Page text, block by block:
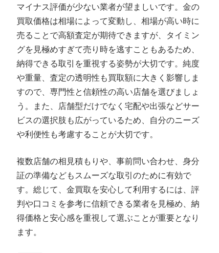
マイナス評価が少ない業者が望ましいです。金の
買取価格は相場によって変動し、相場が高い時に
売ることで高額査定が期待できますが、タイミン
グを見極めすぎて売り時を逃すこともあるため、
納得できる取引を重視する姿勢が大切です。純度
や重量、査定の透明性も買取額に大きく影響しま
すので、専門性と信頼性の高い店舗を選びましょ
う。また、店舗型だけでなく宅配や出張などサー
ビスの選択肢も広がっているため、自分のニーズ
や利便性も考慮することが大切です。
複数店舗の相見積もりや、事前問い合わせ、身分
証の準備などもスムーズな取引のために有効で
す。総じて、金買取を安心して利用するには、評
判や口コミを参考に信頼できる業者を見極め、納
得価格と安心感を重視して選ぶことが重要となり
ます。